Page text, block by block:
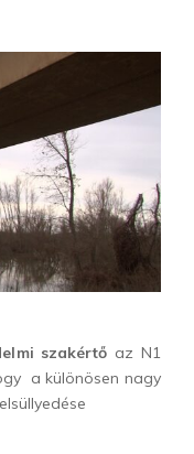
szakértő az N1
a különösen nagy